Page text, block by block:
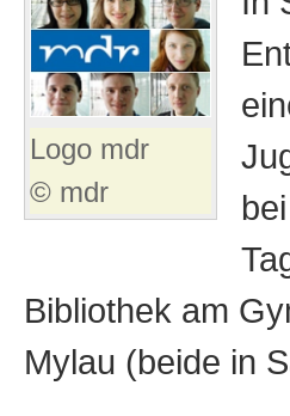
Logo mdr
© mdr
Bibliothek am
Mylau (beide in